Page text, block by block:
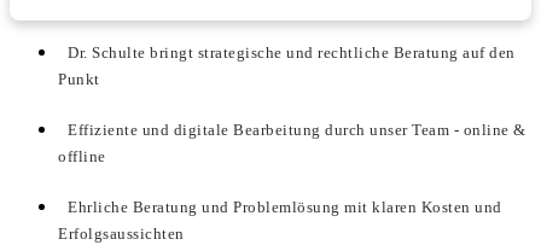
Dr. Schulte bringt strategische und rechtliche Beratung auf den
Punkt
Effiziente und digitale Bearbeitung durch unser Team - online &
offline
Ehrliche Beratung und Problemlösung mit klaren Kosten und
Erfolgsaussichten